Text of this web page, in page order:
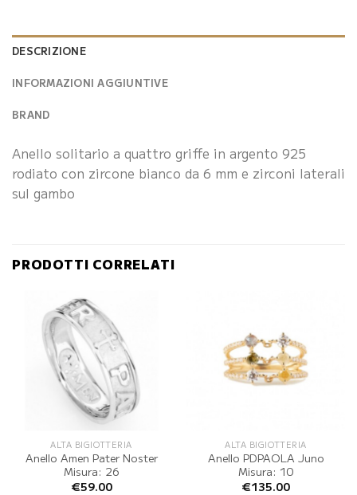
DESCRIZIONE
INFORMAZIONI AGGIUNTIVE
BRAND
Anello solitario a quattro griffe in argento 925
rodiato con zircone bianco da 6 mm e zirconi laterali
sul gambo
PRODOTTI CORRELATI
ALTA BIGIOTTERIA
Anello Amen Pater Noster
Misura: 26
€59.00
ALTA BIGIOTTERIA
Anello PDPAOLA Juno
Misura: 10
€135.00